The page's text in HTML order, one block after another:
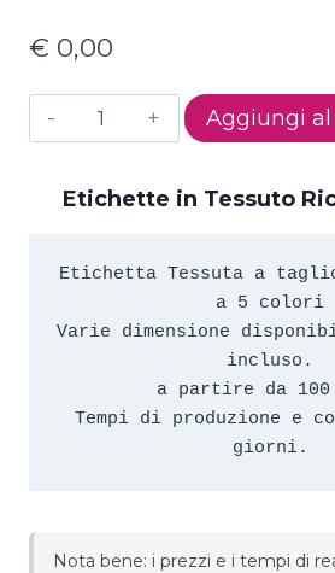
€ 0,00
Etichette
in
Ricamata
HD
Aggiungi
Etichette in Tessuto
Etichetta Tessuta a
a 5 colori
Varie dimensione
incluso.
Tempi di produzione e
giorni.
Nota bene: i prezzi e i tempi di